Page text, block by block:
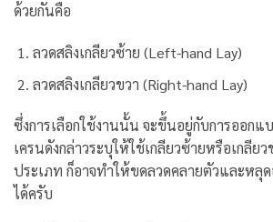
ด้วยกันคือ
ลวดสลิงเกลียวซ้าย (Left-hand Lay)
ลวดสลิงเกลียวขวา (Right-hand Lay)
ซึ่งการเลือกใช้งานนั้น จะขึ้นอยู่กับการออกแ
เครนดังกล่าวระบุให้ใช้เกลียวซ้ายหรือเกลีย
ประเภท ก็อาจทำให้ขดลวดคลายตัวและหลุ
ได้ครับ